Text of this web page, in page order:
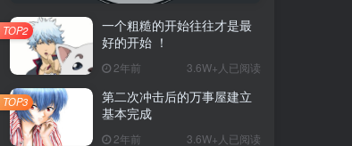
一个粗糙的开始往往才是最
好的开始 ！
2年前 3.6W+人已阅读
TOP2
第二次冲击后的万事屋建立
基本完成
2年前 3.6W+人已阅读
TOP3